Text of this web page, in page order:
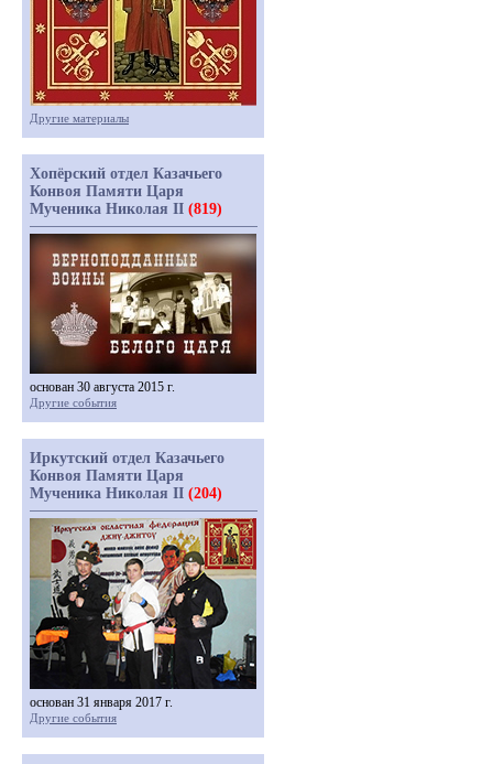
Другие материалы
Хопёрский отдел Казачьего
Конвоя Памяти Царя
Мученика Николая II (819)
основан 30 августа 2015 г.
Другие события
Иркутский отдел Казачьего
Конвоя Памяти Царя
Мученика Николая II (204)
основан 31 января 2017 г.
Другие события